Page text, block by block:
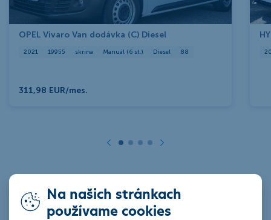
OPEL Vivaro Van dodávka (C) Diesel
2021 19955 skrina Manuál (6 st.) Diesel 88
311,98 EUR/mes.
Predchádzajúca
Pozrieť všetky
Na našich stránkach
používame cookies